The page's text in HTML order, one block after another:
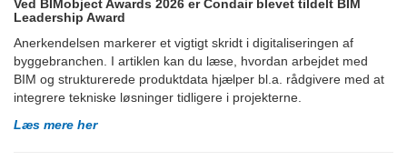
Ved BIMobject Awards 2026 er Condair blevet tildelt BIM
Leadership Award
Anerkendelsen markerer et vigtigt skridt i digitaliseringen af
byggebranchen. I artiklen kan du læse, hvordan arbejdet med
BIM og strukturerede produktdata hjælper bl.a. rådgivere med at
integrere tekniske løsninger tidligere i projekterne.
Læs mere her